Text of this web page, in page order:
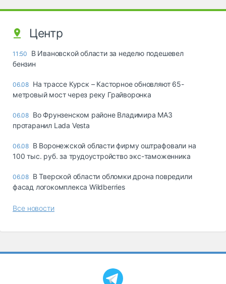
Центр
11:50
В Ивановской области за неделю подешевел
бензин
06.08 На трассе Курск – Касторное обновляют 65-
метровый мост через реку Грайворонка
06.08 Во Фрунзенском районе Владимира МАЗ
протаранил Lada Vesta
06.08 В Воронежской области фирму оштрафовали на
100 тыс. руб. за трудоустройство экс-таможенника
06.08 В Тверской области обломки дрона повредили
фасад логокомплекса Wildberries
Все новости